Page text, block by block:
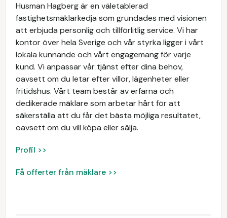
Husman Hagberg är en väletablerad
fastighetsmäklarkedja som grundades med visionen
att erbjuda personlig och tillförlitlig service. Vi har
kontor över hela Sverige och vår styrka ligger i vårt
lokala kunnande och vårt engagemang för varje
kund. Vi anpassar vår tjänst efter dina behov,
oavsett om du letar efter villor, lägenheter eller
fritidshus. Vårt team består av erfarna och
dedikerade mäklare som arbetar hårt för att
säkerställa att du får det bästa möjliga resultatet,
oavsett om du vill köpa eller sälja.
Profil >>
Få offerter från mäklare >>